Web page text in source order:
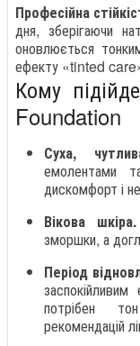
Професійна
дня, зберігаючи
оновлюється
ефекту «tinted
Кому
Foundation
Суха,
емолентами
дискомфорт і
Вікова шкіра.
зморшки, а
Період
потрібен
рекомендацій